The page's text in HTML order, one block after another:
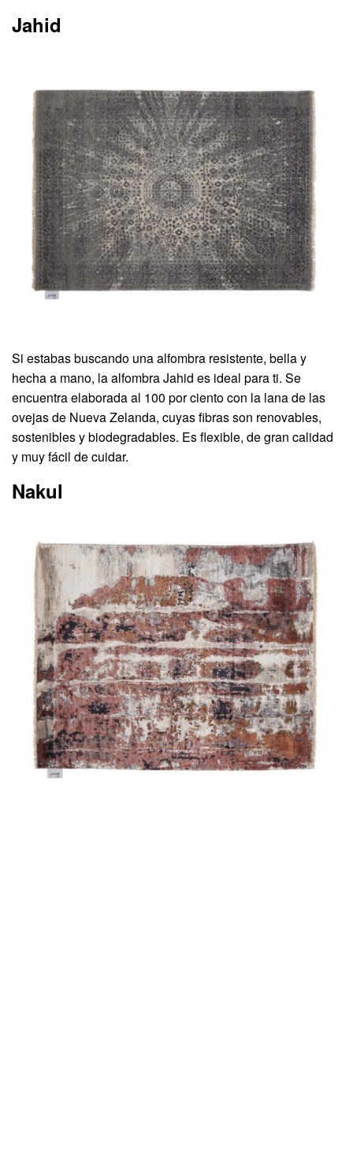
Jahid
Si estabas buscando una alfombra resistente, bella y
hecha a mano, la alfombra Jahid es ideal para ti. Se
encuentra elaborada al 100 por ciento con la lana de las
ovejas de Nueva Zelanda, cuyas fibras son renovables,
sostenibles y biodegradables. Es flexible, de gran calidad
y muy fácil de cuidar.
Nakul